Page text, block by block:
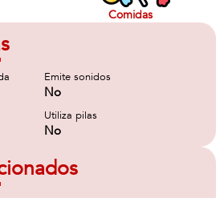
Comidas
Emite sonidos
No
Utiliza pilas
No